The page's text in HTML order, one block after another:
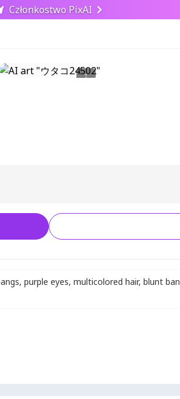
Członkostwo PixAI
, purple eyes, multicolored hair, blunt